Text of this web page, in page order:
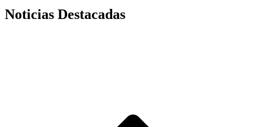
Noticias Destacadas